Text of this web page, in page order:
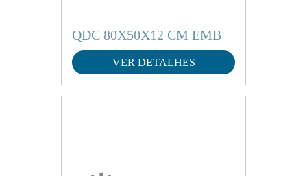
QDC 80X50X12 CM EMB
VER DETALHES